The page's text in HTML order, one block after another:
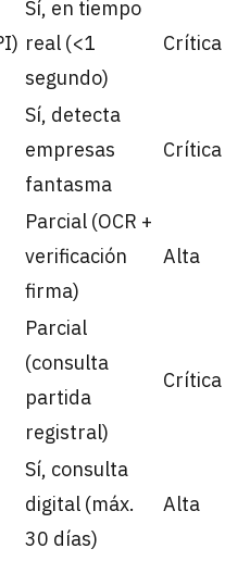
Sí, en tiempo
real (<1
segundo)
Crítica
Sí, detecta
empresas
fantasma
Crítica
Parcial (OCR +
verificación
firma)
Alta
Parcial
(consulta
partida
registral)
Crítica
Sí, consulta
digital (máx.
30 días)
Alta